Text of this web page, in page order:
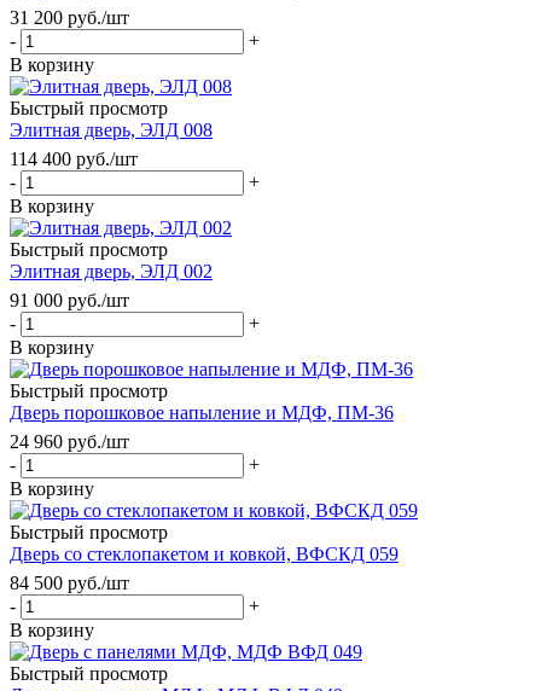
31 200 руб./шт
-
+
В корзину
Быстрый просмотр
Элитная дверь, ЭЛД 008
114 400 руб./шт
-
+
В корзину
Быстрый просмотр
Элитная дверь, ЭЛД 002
91 000 руб./шт
-
+
В корзину
Быстрый просмотр
Дверь порошковое напыление и МДФ, ПМ-36
24 960 руб./шт
-
+
В корзину
Быстрый просмотр
Дверь со стеклопакетом и ковкой, ВФСКД 059
84 500 руб./шт
-
+
В корзину
Быстрый просмотр